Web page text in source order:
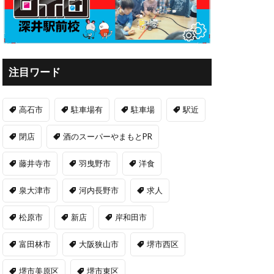
注目ワード
高石市 駐車場有 駐車場 駅近
閉店 酒のスーパーやまもとPR
藤井寺市 羽曳野市 洋食
泉大津市 河内長野市 求人
松原市 新店 岸和田市
富田林市 大阪狭山市 堺市西区
堺市美原区 堺市東区